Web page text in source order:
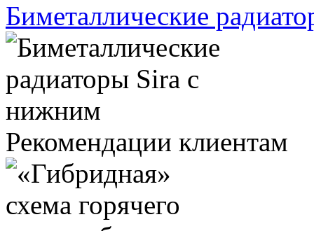
Биметаллические
Рекомендации клиентам